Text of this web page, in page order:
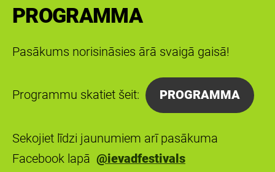
PROGRAMMA
Pasākums norisināsies ārā svaigā gaisā!
Programmu skatiet šeit: PROGRAMMA
Sekojiet līdzi jaunumiem arī pasākuma
Facebook lapā @ievadfestivals